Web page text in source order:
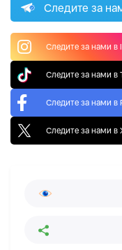
Следите за
Следите за нами в
Следите за нами в
Следите за нами в
Следите за нами в